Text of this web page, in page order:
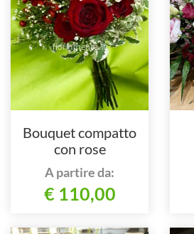
Bouquet compatto
con rose
A partire da:
€ 110,00